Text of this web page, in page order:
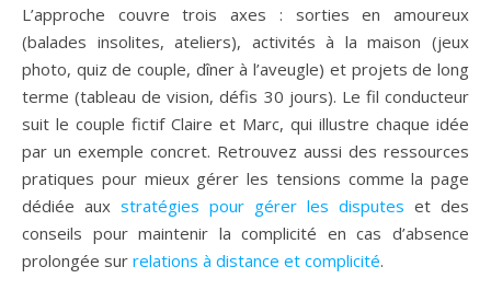
L’approche couvre trois axes : sorties en amoureux
(balades insolites, ateliers), activités à la maison (jeux
photo, quiz de couple, dîner à l’aveugle) et projets de long
terme (tableau de vision, défis 30 jours). Le fil conducteur
suit le couple fictif Claire et Marc, qui illustre chaque idée
par un exemple concret. Retrouvez aussi des ressources
pratiques pour mieux gérer les tensions comme la page
dédiée aux stratégies pour gérer les disputes et des
conseils pour maintenir la complicité en cas d’absence
prolongée sur relations à distance et complicité.